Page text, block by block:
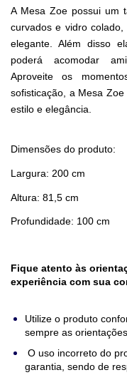
A Mesa Zoe possui um
curvados e vidro
elegante. Além disso
poderá acomodar
Aproveite os
sofisticação, a Mesa
estilo e elegância.
Dimensões do produto:
Largura: 200 cm
Altura: 81,5 cm
Profundidade: 100 cm
Fique atento às
experiência com sua
Utilize o produto
sempre as
O uso incorreto do
garantia, sendo de